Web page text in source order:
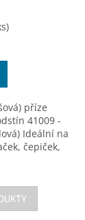
příze
41009 -
Ideální na
čepiček,